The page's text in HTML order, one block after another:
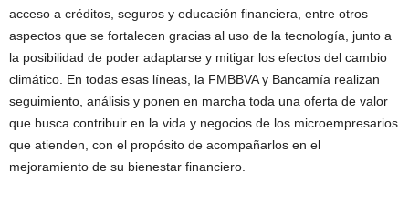
acceso a créditos, seguros y educación financiera, entre otros
aspectos que se fortalecen gracias al uso de la tecnología, junto a
la posibilidad de poder adaptarse y mitigar los efectos del cambio
climático. En todas esas líneas, la FMBBVA y Bancamía realizan
seguimiento, análisis y ponen en marcha toda una oferta de valor
que busca contribuir en la vida y negocios de los microempresarios
que atienden, con el propósito de acompañarlos en el
mejoramiento de su bienestar financiero.